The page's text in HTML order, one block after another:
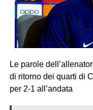
Le parole
di ritorno dei quarti di
per 2-1 all’andata